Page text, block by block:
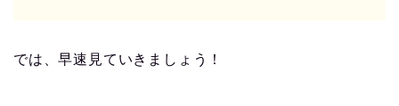
では、早速見ていきましょう！